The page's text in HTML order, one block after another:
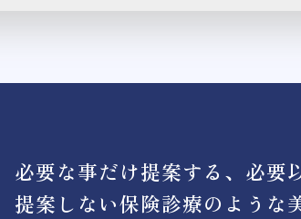
必要な事だけ提案する、必要
提案しない保険診療のような